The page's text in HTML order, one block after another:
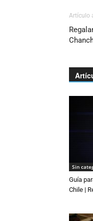
Artículo
Sin
Guía
Chile |